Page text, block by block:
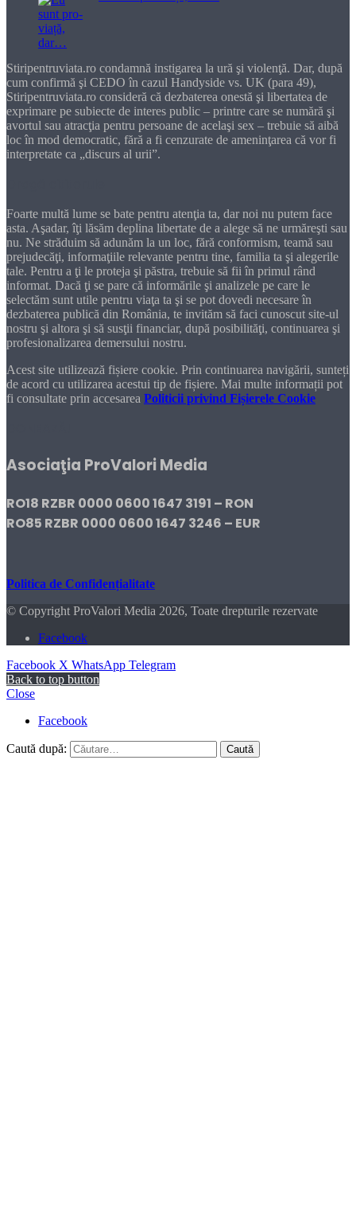
Stiripentruviata.ro condamnă instigarea la ură şi violenţă. Dar, după
cum confirmă şi CEDO în cazul Handyside vs. UK (para 49),
Stiripentruviata.ro consideră că dezbaterea onestă şi libertatea de
exprimare pe subiecte de interes public – printre care se numără şi
avortul sau atracţia pentru persoane de acelaşi sex – trebuie să aibă
loc în mod democratic, fără a fi cenzurate de ameninţarea că vor fi
interpretate ca „discurs al urii”.
Foarte multă lume se bate pentru atenţia ta, dar noi nu putem face
asta. Aşadar, îţi lăsăm deplina libertate de a alege să ne urmăreşti sau
nu. Ne străduim să adunăm la un loc, fără conformism, teamă sau
prejudecăţi, informaţiile relevante pentru tine, familia ta şi alegerile
tale. Pentru a ţi le proteja şi păstra, trebuie să fii în primul rând
informat. Dacă ţi se pare că informările şi analizele pe care le
selectăm sunt utile pentru viaţa ta şi se pot dovedi necesare în
dezbaterea publică din România, te invităm să faci cunoscut site-ul
nostru şi altora şi să susţii financiar, după posibilităţi, continuarea şi
profesionalizarea demersului nostru.
Acest site utilizează fișiere cookie. Prin continuarea navigării, sunteți
de acord cu utilizarea acestui tip de fișiere. Mai multe informații pot
fi consultate prin accesarea Politicii privind Fișierele Cookie
Asociaţia ProValori Media
RO18 RZBR 0000 0600 1647 3191 – RON
RO85 RZBR 0000 0600 1647 3246 – EUR
Politica de Confidențialitate
© Copyright ProValori Media 2026, Toate drepturile rezervate
Facebook
Facebook X WhatsApp Telegram
Back to top button
Close
Facebook
Caută după: